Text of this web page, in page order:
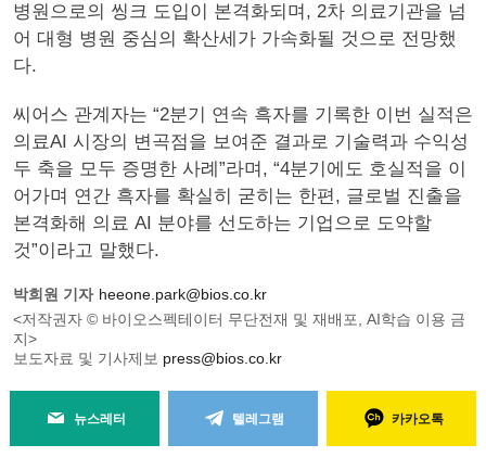
병원으로의 씽크 도입이 본격화되며, 2차 의료기관을 넘
어 대형 병원 중심의 확산세가 가속화될 것으로 전망했
다.
씨어스 관계자는 “2분기 연속 흑자를 기록한 이번 실적은
의료AI 시장의 변곡점을 보여준 결과로 기술력과 수익성
두 축을 모두 증명한 사례”라며, “4분기에도 호실적을 이
어가며 연간 흑자를 확실히 굳히는 한편, 글로벌 진출을
본격화해 의료 AI 분야를 선도하는 기업으로 도약할
것”이라고 말했다.
박희원 기자 heeone.park@bios.co.kr
<저작권자 © 바이오스펙테이터 무단전재 및 재배포, AI학습 이용 금
지>
보도자료 및 기사제보 press@bios.co.kr
뉴스레터 텔레그램 카카오톡